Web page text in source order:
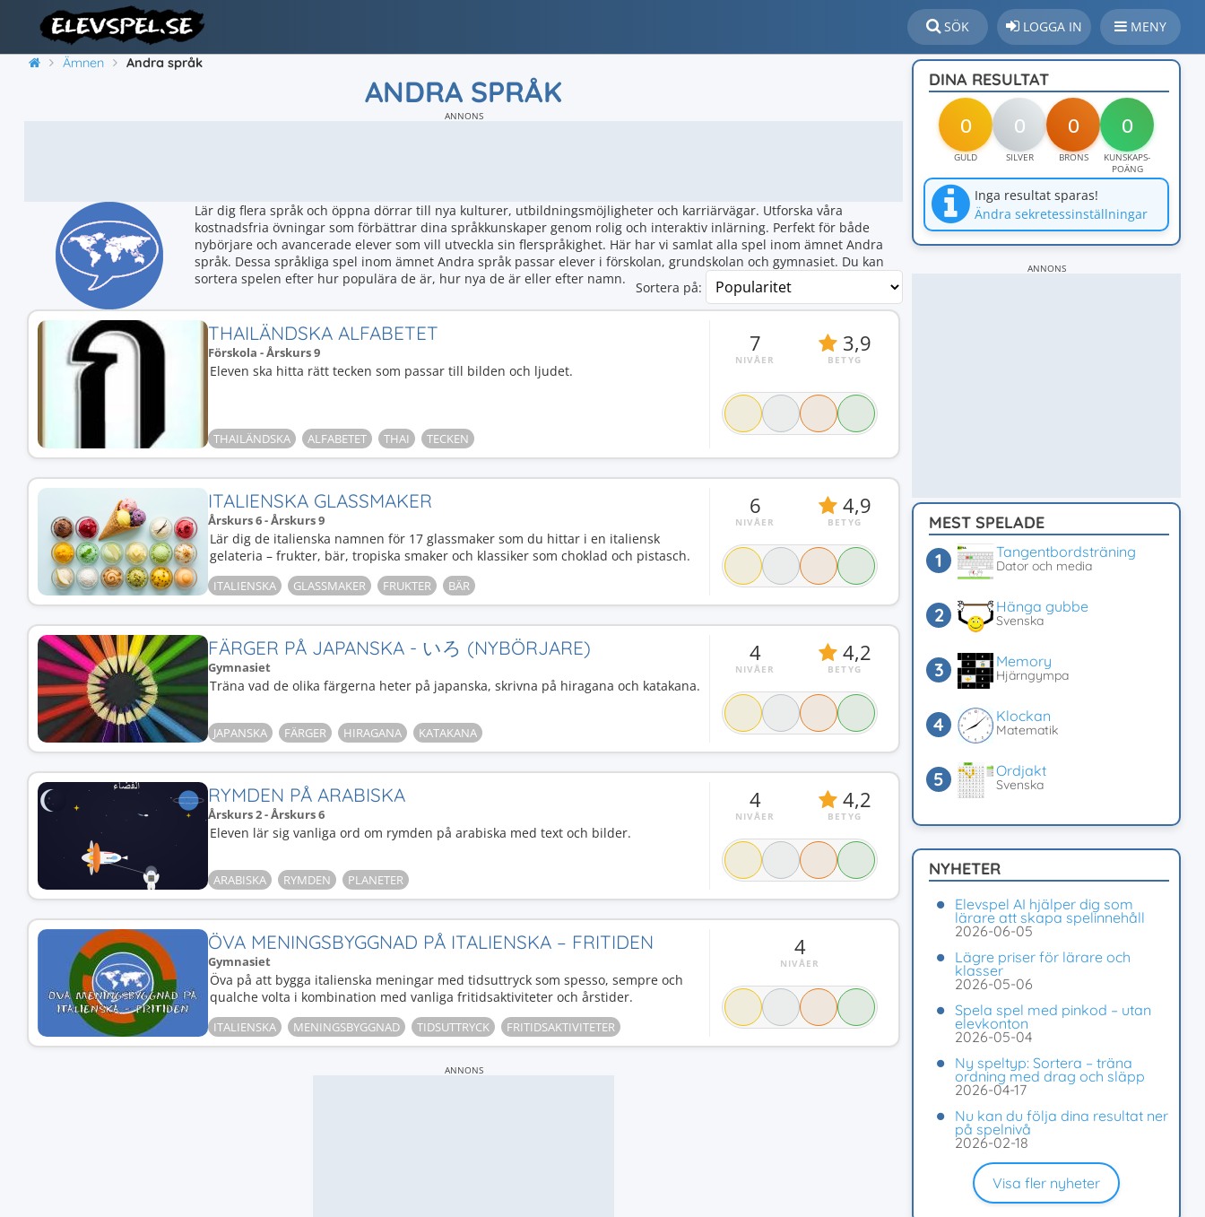
SÖK LOGGA IN MENY
Ämnen Andra språk
ANDRA SPRÅK
ANNONS
Lär dig flera språk och öppna dörrar till nya kulturer, utbildningsmöjligheter och karriärvägar. Utforska våra
kostnadsfria övningar som förbättrar dina språkkunskaper genom rolig och interaktiv inlärning. Perfekt för både
nybörjare och avancerade elever som vill utveckla sin flerspråkighet. Här har vi samlat alla spel inom ämnet Andra
språk. Dessa språkliga spel inom ämnet Andra språk passar elever i förskolan, grundskolan och gymnasiet. Du kan
sortera spelen efter hur populära de är, hur nya de är eller efter namn.
Sortera på:
THAILÄNDSKA ALFABETET
Förskola - Årskurs 9
Eleven ska hitta rätt tecken som passar till bilden och ljudet.
THAILÄNDSKA ALFABETET THAI TECKEN
7
NIVÅER
3,9
BETYG
ITALIENSKA GLASSMAKER
Årskurs 6 - Årskurs 9
Lär dig de italienska namnen för 17 glassmaker som du hittar i en italiensk
gelateria – frukter, bär, tropiska smaker och klassiker som choklad och pistasch.
ITALIENSKA GLASSMAKER FRUKTER BÄR
6
NIVÅER
4,9
BETYG
FÄRGER PÅ JAPANSKA - いろ (NYBÖRJARE)
Gymnasiet
Träna vad de olika färgerna heter på japanska, skrivna på hiragana och katakana.
JAPANSKA FÄRGER HIRAGANA KATAKANA
4
NIVÅER
4,2
BETYG
RYMDEN PÅ ARABISKA
Årskurs 2 - Årskurs 6
Eleven lär sig vanliga ord om rymden på arabiska med text och bilder.
ARABISKA RYMDEN PLANETER
4
NIVÅER
4,2
BETYG
ÖVA MENINGSBYGGNAD PÅ ITALIENSKA – FRITIDEN
Gymnasiet
Öva på att bygga italienska meningar med tidsuttryck som spesso, sempre och
qualche volta i kombination med vanliga fritidsaktiviteter och årstider.
ITALIENSKA MENINGSBYGGNAD TIDSUTTRYCK FRITIDSAKTIVITETER
4
NIVÅER
ANNONS
DINA RESULTAT
0 0 0 0
GULD SILVER BRONS
KUNSKAPS-
POÄNG
Inga resultat sparas!
Ändra sekretessinställningar
ANNONS
MEST SPELADE
Tangentbordsträning
Dator och media
Hänga gubbe
Svenska
Memory
Hjärngympa
Klockan
Matematik
Ordjakt
Svenska
NYHETER
Elevspel AI hjälper dig som
lärare att skapa spelinnehåll
2026-06-05
Lägre priser för lärare och
klasser
2026-05-06
Spela spel med pinkod – utan
elevkonton
2026-05-04
Ny speltyp: Sortera – träna
ordning med drag och släpp
2026-04-17
Nu kan du följa dina resultat ner
på spelnivå
2026-02-18
Visa fler nyheter